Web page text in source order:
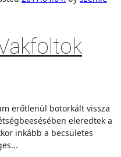
erőtlenül botorkált vissza
eleredtek a
inkább a becsületes